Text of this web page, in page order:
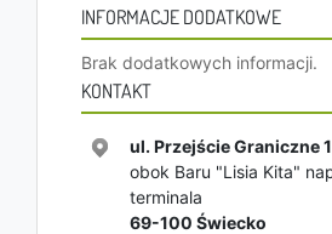
INFORMACJE DODATKOWE
Brak dodatkowych informacji.
KONTAKT
ul. Przejście Graniczne 1
obok Baru "Lisia Kita"
terminala
69-100 Świecko